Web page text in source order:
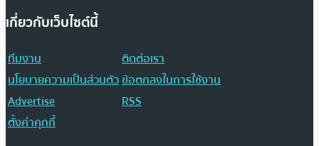
เกี่ยวกับเว็บไซต์นี้
ทีมงาน
ติดต่อเรา
นโยบายความเป็นส่วนตัวข้อตกลงในการใช้งาน
Advertise
RSS
ตั้งค่าคุกกี้